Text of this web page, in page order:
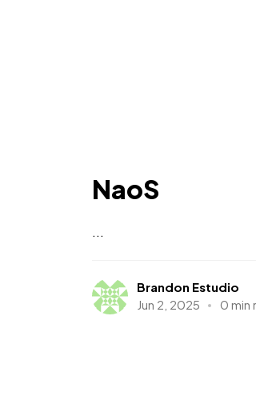
NaoS
...
Brandon Estudio
Jun 2, 2025
0 min